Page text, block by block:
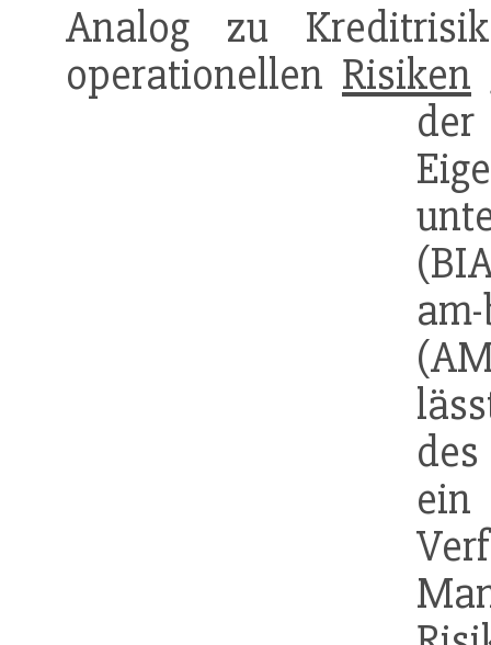
Analog zu
operationellen Risiken
des